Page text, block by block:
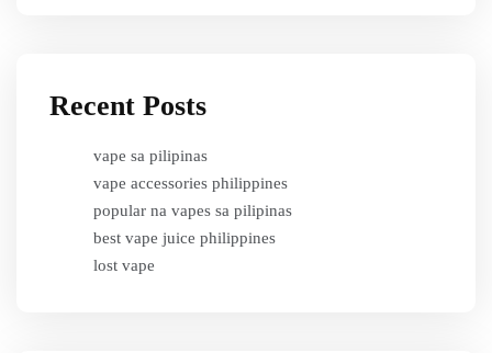
Recent Posts
vape sa pilipinas
vape accessories philippines
popular na vapes sa pilipinas
best vape juice philippines
lost vape